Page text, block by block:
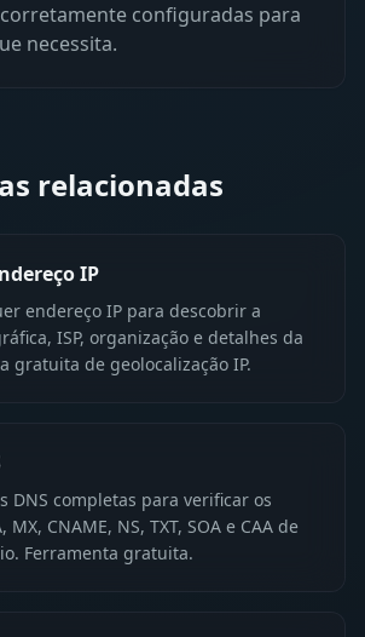
configuradas para
necessita.
relacionadas
IP
endereço IP para descobrir a
ISP, organização e detalhes da
gratuita de geolocalização IP.
DNS completas para verificar os
MX, CNAME, NS, TXT, SOA e CAA de
Ferramenta gratuita.